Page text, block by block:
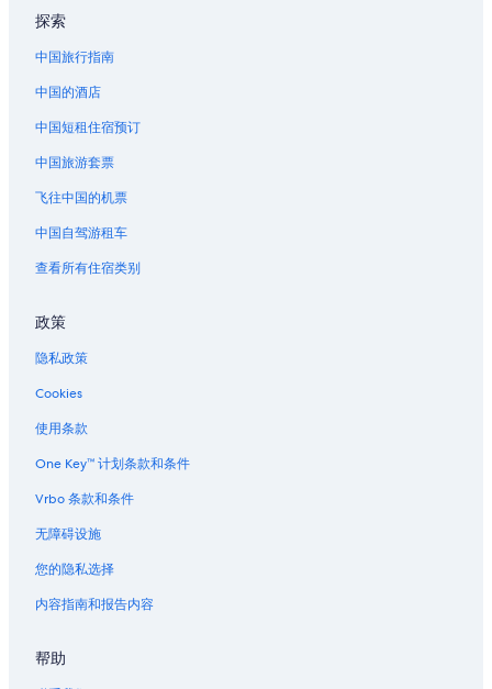
探索
中国旅行指南
中国的酒店
中国短租住宿预订
中国旅游套票
飞往中国的机票
中国自驾游租车
查看所有住宿类别
政策
隐私政策
Cookies
使用条款
One Key™ 计划条款和条件
Vrbo 条款和条件
无障碍设施
您的隐私选择
内容指南和报告内容
帮助